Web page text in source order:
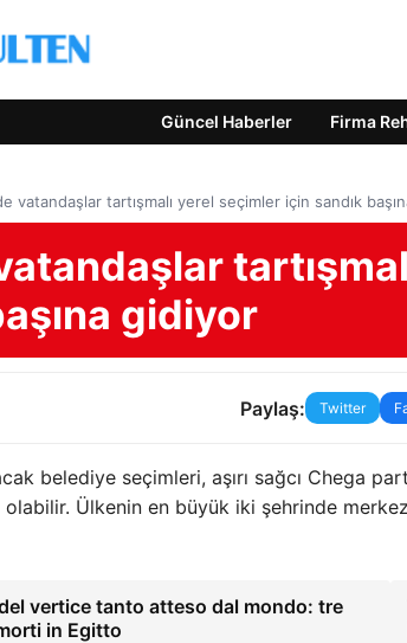
Güncel Haberler Firma
vatandaşlar tartışmalı yerel seçimler için sandık
gidiyor
Paylaş: Twitter
belediye seçimleri, aşırı sağcı Chega
olabilir. Ülkenin en büyük iki şehrinde
vertice tanto atteso dal mondo: tre
in Egitto